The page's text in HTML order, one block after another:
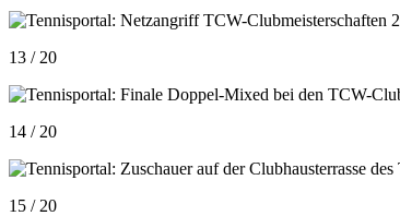
13 / 20
14 / 20
15 / 20